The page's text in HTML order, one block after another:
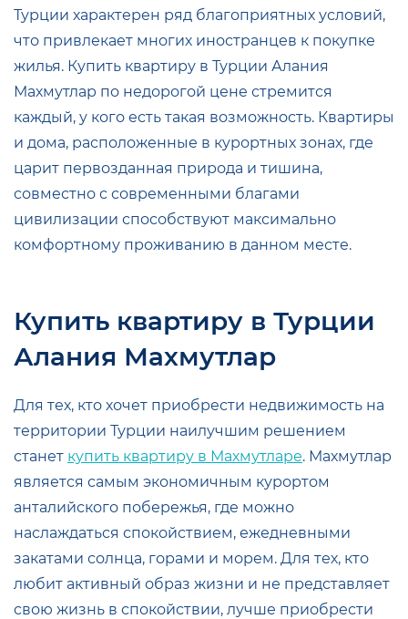
Турции характерен ряд благоприятных условий,
что привлекает многих иностранцев к покупке
жилья. Купить квартиру в Турции Алания
Махмутлар по недорогой цене стремится
каждый, у кого есть такая возможность. Квартиры
и дома, расположенные в курортных зонах, где
царит первозданная природа и тишина,
совместно с современными благами
цивилизации способствуют максимально
комфортному проживанию в данном месте.
Купить квартиру в Турции
Алания Махмутлар
Для тех, кто хочет приобрести недвижимость на
территории Турции наилучшим решением
станет купить квартиру в Махмутларе. Махмутлар
является самым экономичным курортом
анталийского побережья, где можно
наслаждаться спокойствием, ежедневными
закатами солнца, горами и морем. Для тех, кто
любит активный образ жизни и не представляет
свою жизнь в спокойствии, лучше приобрести